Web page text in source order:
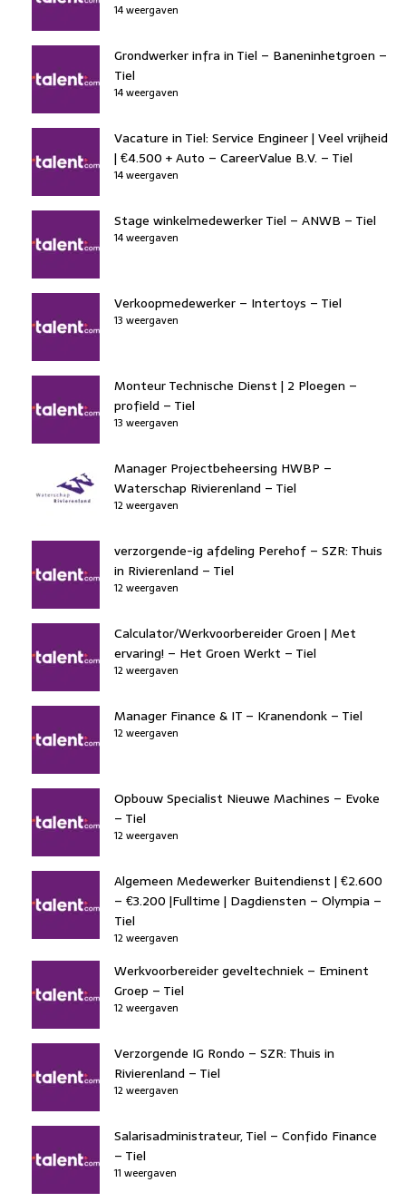
14 weergaven
Grondwerker infra in Tiel – Baneninhetgroen –
Tiel
14 weergaven
Vacature in Tiel: Service Engineer | Veel vrijheid
| €4.500 + Auto – CareerValue B.V. – Tiel
14 weergaven
Stage winkelmedewerker Tiel – ANWB – Tiel
14 weergaven
Verkoopmedewerker – Intertoys – Tiel
13 weergaven
Monteur Technische Dienst | 2 Ploegen –
profield – Tiel
13 weergaven
Manager Projectbeheersing HWBP –
Waterschap Rivierenland – Tiel
12 weergaven
verzorgende-ig afdeling Perehof – SZR: Thuis
in Rivierenland – Tiel
12 weergaven
Calculator/Werkvoorbereider Groen | Met
ervaring! – Het Groen Werkt – Tiel
12 weergaven
Manager Finance & IT – Kranendonk – Tiel
12 weergaven
Opbouw Specialist Nieuwe Machines – Evoke
– Tiel
12 weergaven
Algemeen Medewerker Buitendienst | €2.600
– €3.200 |Fulltime | Dagdiensten – Olympia –
Tiel
12 weergaven
Werkvoorbereider geveltechniek – Eminent
Groep – Tiel
12 weergaven
Verzorgende IG Rondo – SZR: Thuis in
Rivierenland – Tiel
12 weergaven
Salarisadministrateur, Tiel – Confido Finance
– Tiel
11 weergaven